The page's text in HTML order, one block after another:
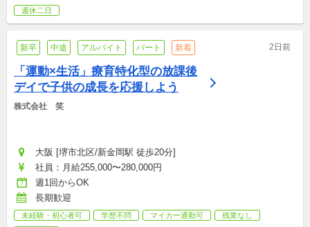
週休二日
新卒 中途 アルバイト パート 新着 2日前
「運動×生活」療育特化型の放課後
デイで子供の成長を応援しよう
株式会社　笑
大阪 [堺市北区/新金岡駅 徒歩20分]
社員：月給255,000〜280,000円
週1回からOK
長期歓迎
未経験・初心者可 学歴不問 マイカー通勤可
残業なし